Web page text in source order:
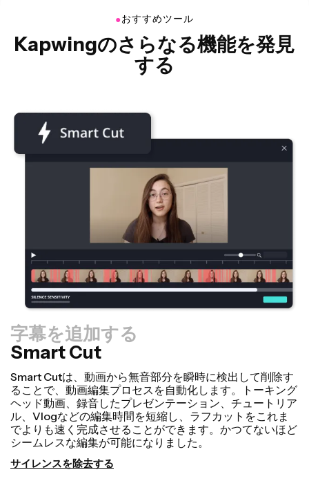
●おすすめツール
Kapwingのさらなる機能を発見
する
字幕を追加する
Smart Cut
サイズ変更ツール